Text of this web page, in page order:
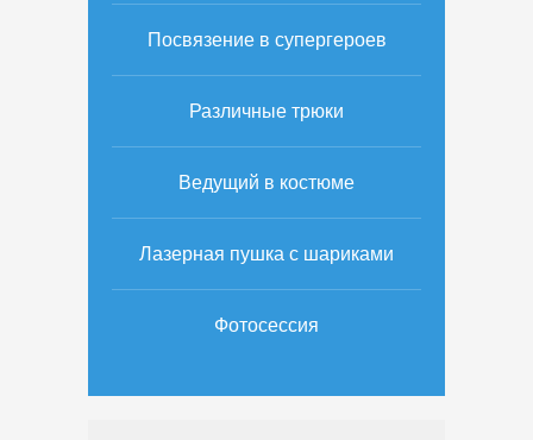
Посвязение в супергероев
Различные трюки
Ведущий в костюме
Лазерная пушка с шариками
Фотосессия